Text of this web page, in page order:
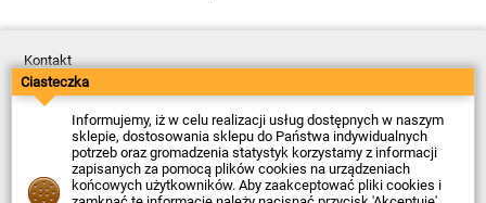
Kontakt
Dostawa
Płatność
Zwroty
Reklamacje
Regulamin
Polityka Prywatności
O Firmie
Ciasteczka
Informujemy, iż w celu realizacji usług dostępnych w naszym
sklepie, dostosowania sklepu do Państwa indywidualnych
potrzeb oraz gromadzenia statystyk korzystamy z informacji
zapisanych za pomocą plików cookies na urządzeniach
końcowych użytkowników. Aby zaakceptować pliki cookies i